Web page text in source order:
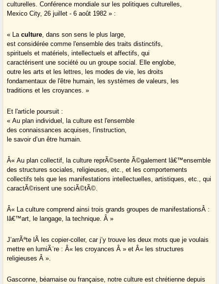
culturelles. Conférence mondiale sur les politiques culturelles,
Mexico City, 26 juillet - 6 août 1982 » :
« Laculture, dans son sens le plus large,
est considérée comme l'ensemble des traits distinctifs,
spirituels et matériels, intellectuels et affectifs, qui
caractérisent une société ou un groupe social. Elle englobe,
outre les arts et les lettres, les modes de vie, les droits
fondamentaux de l'être humain, les systèmes de valeurs, les
traditions et les croyances. »
Et l'article poursuit :
« Au plan individuel, la culture est l'ensemble
des connaissances acquises, l'instruction,
le savoir d’un être humain.
Â« Au plan collectif, la culture reprÃ©sente Ã©galement lâ€™ensemble
des structures sociales, religieuses, etc., et les comportements
collectifs tels que les manifestations intellectuelles, artistiques, etc., qui
caractÃ©risent une sociÃ©tÃ©.
Â« La culture comprend ainsi trois grands groupes de manifestationsÂ :
lâ€™art, le langage, la technique. Â »
J’arrÃªte lÃ les copier-coller, car j’y trouve les deux mots que je voulais
mettre en lumiÃ¨re : Â« les croyances Â » et Â« les structures
religieuses Â ».
Gasconne, béarnaise ou française, notre culture est chrétienne depuis